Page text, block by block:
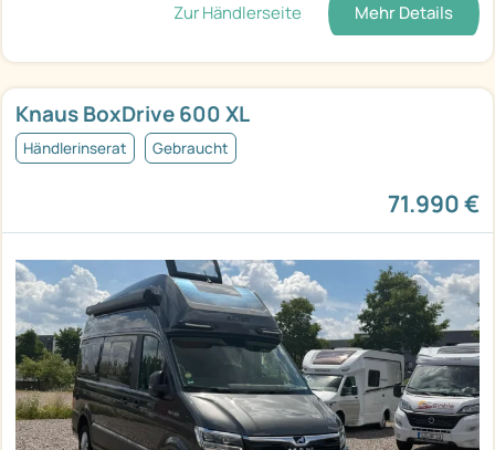
Zur Händlerseite Mehr Details
Knaus BoxDrive 600 XL
Händlerinserat Gebraucht
71.990 €